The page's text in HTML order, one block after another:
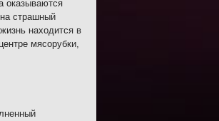
оказываются
страшный
находится в
мясорубки,